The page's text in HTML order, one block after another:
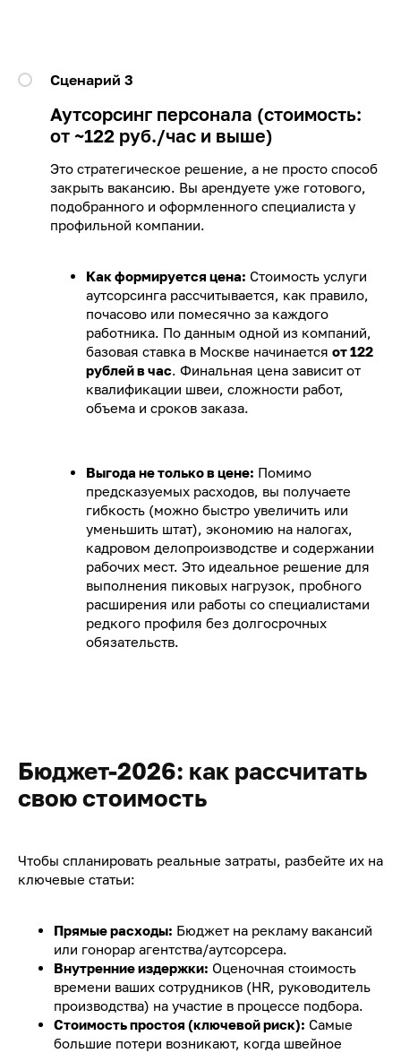
Сценарий 3
Аутсорсинг персонала (стоимость:
от ~122 руб./час и выше)
Это стратегическое решение, а не просто способ
закрыть вакансию. Вы арендуете уже готового,
подобранного и оформленного специалиста у
профильной компании.
Как формируется цена: Стоимость услуги
аутсорсинга рассчитывается, как правило,
почасово или помесячно за каждого
работника. По данным одной из компаний,
базовая ставка в Москве начинается от 122
рублей в час. Финальная цена зависит от
квалификации швеи, сложности работ,
объема и сроков заказа.
Выгода не только в цене: Помимо
предсказуемых расходов, вы получаете
гибкость (можно быстро увеличить или
уменьшить штат), экономию на налогах,
кадровом делопроизводстве и содержании
рабочих мест. Это идеальное решение для
выполнения пиковых нагрузок, пробного
расширения или работы со специалистами
редкого профиля без долгосрочных
обязательств.
Бюджет-2026: как рассчитать
свою стоимость
Чтобы спланировать реальные затраты, разбейте их на
ключевые статьи:
Прямые расходы: Бюджет на рекламу вакансий
или гонорар агентства/аутсорсера.
Внутренние издержки: Оценочная стоимость
времени ваших сотрудников (HR, руководитель
производства) на участие в процессе подбора.
Стоимость простоя (ключевой риск): Самые
большие потери возникают, когда швейное